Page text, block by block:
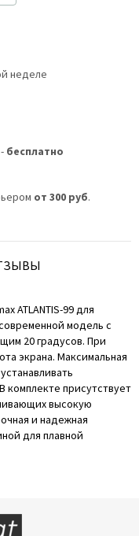
неделе
бесплатно
от 300 руб.
ATLANTIS-99 для
модель с
20 градусов. При
экрана. Максимальная
комплекте присутствует
высокую
и надежная
для плавной